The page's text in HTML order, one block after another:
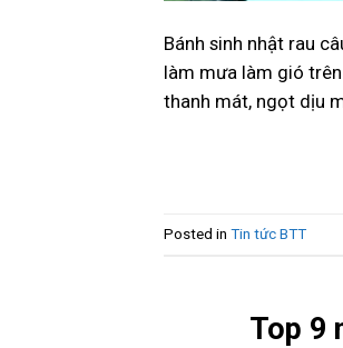
Bánh sinh nhật rau
làm mưa làm gió
thanh mát, ngọt dịu
Posted in Tin tức BTT
Top 9